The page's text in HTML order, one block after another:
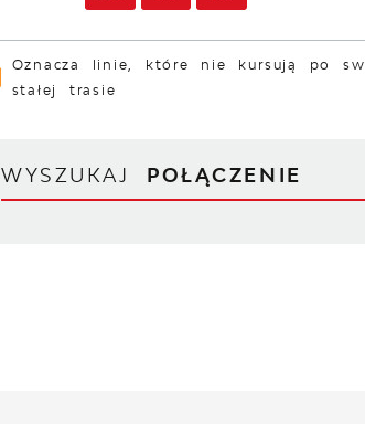
Oznacza linie, które nie kursują po
stałej trasie
WYSZUKAJ POŁĄCZENIE